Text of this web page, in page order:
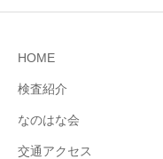
HOME
検査紹介
なのはな会
交通アクセス